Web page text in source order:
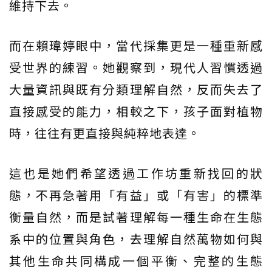
維持下去。
而在賴瑋婷眼中，當代採集更是一種重新感
受世界的練習。她觀察到，現代人習慣透過
大量資訊與既有分類理解自然，反而失去了
直接感受的能力，相較之下，孩子面對植物
時，往往有更直接與純粹地表達。
這也是她們希望透過工作坊重新找回的狀
態，不再急著用「有益」或「有害」的標準
衡量自然，而是試著理解每一種生命在生態
系中的位置與角色，去理解自然萬物如何與
其他生命共同構成一個平衡、完整的生態